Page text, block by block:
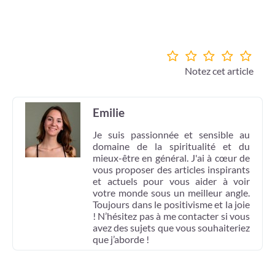
Notez cet article
Emilie
Je suis passionnée et sensible au
domaine de la spiritualité et du
mieux-être en général. J'ai à cœur de
vous proposer des articles inspirants
et actuels pour vous aider à voir
votre monde sous un meilleur angle.
Toujours dans le positivisme et la joie
! N’hésitez pas à me contacter si vous
avez des sujets que vous souhaiteriez
que j’aborde !